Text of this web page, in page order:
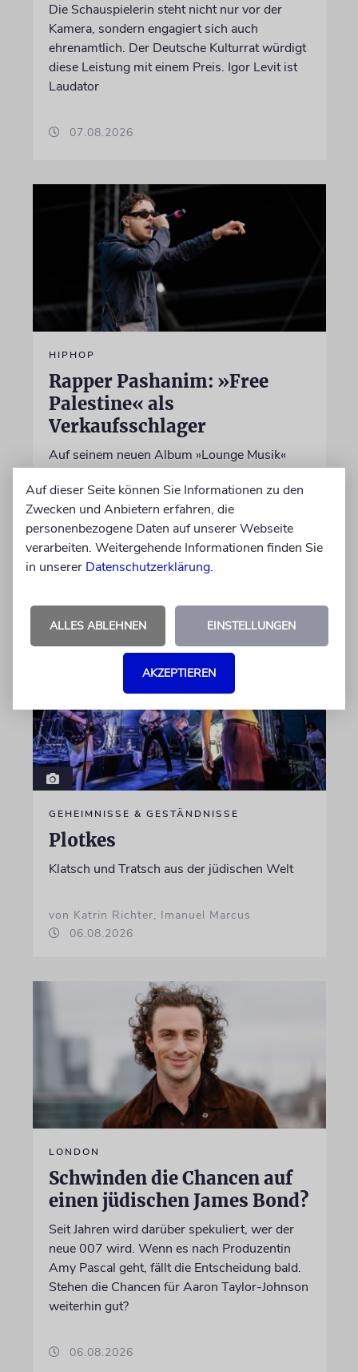
Die Schauspielerin steht nicht nur vor der
Kamera, sondern engagiert sich auch
ehrenamtlich. Der Deutsche Kulturrat würdigt
diese Leistung mit einem Preis. Igor Levit ist
Laudator
07.08.2026
HIPHOP
Rapper Pashanim: »Free
Palestine« als
Verkaufsschlager
Auf seinem neuen Album »Lounge Musik«
rappt der Berliner Musiker Pashanim
wiederholt über den Israel-Palästina-Konflikt –
Kokettieren mit dem palästinensischen
Terrorismus inklusive
GEHEIMNISSE & GESTÄNDNISSE
Plotkes
Klatsch und Tratsch aus der jüdischen Welt
von Katrin Richter, Imanuel Marcus
06.08.2026
LONDON
Schwinden die Chancen auf
einen jüdischen James Bond?
Seit Jahren wird darüber spekuliert, wer der
neue 007 wird. Wenn es nach Produzentin
Amy Pascal geht, fällt die Entscheidung bald.
Stehen die Chancen für Aaron Taylor-Johnson
weiterhin gut?
06.08.2026
Auf dieser Seite können Sie Informationen zu den
Zwecken und Anbietern erfahren, die
personenbezogene Daten auf unserer Webseite
verarbeiten. Weitergehende Informationen finden Sie
in unserer Datenschutzerklärung.
ALLES ABLEHNEN EINSTELLUNGEN
AKZEPTIEREN